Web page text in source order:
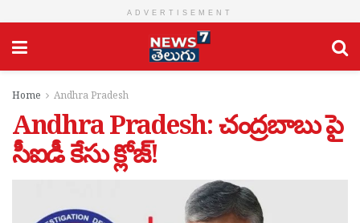
ADVERTISEMENT
Home Andhra Pradesh
Andhra Pradesh: చంద్రబాబు పై
సీఐడీ కేసు క్లోజ్!